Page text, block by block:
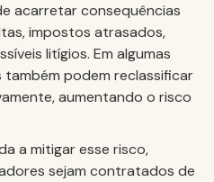
acarretar consequências
impostos atrasados,
litígios. Em algumas
podem reclassificar
aumentando o risco
a mitigar esse risco,
sejam contratados de